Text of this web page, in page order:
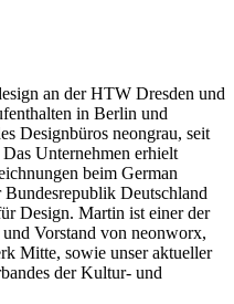
an der HTW Dresden und
in Berlin und
Designbüros neongrau, seit
Unternehmen erhielt
beim German
Deutschland
Design. Martin ist einer der
Vorstand von neonworx,
Mitte, sowie unser aktueller
der Kultur- und